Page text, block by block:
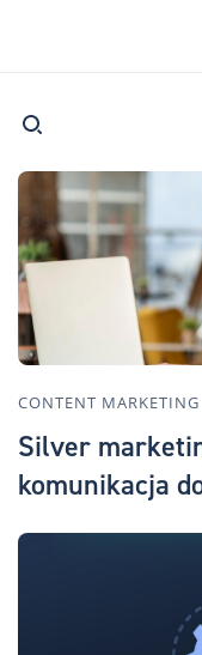
CONTENT MARKETING
Silver
komunikacja